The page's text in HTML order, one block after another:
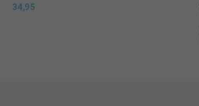
34,95